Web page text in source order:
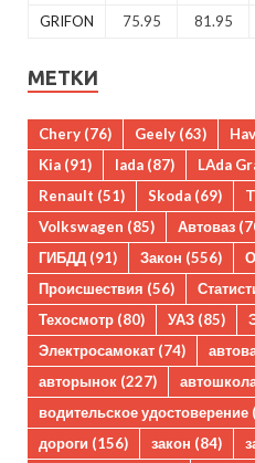
GRIFON
75.95 81.95
МЕТКИ
Chery (76) Geely (63)
Kia (91) lada (87) LAda
Renault (51) Skoda (69)
Volkswagen (85) Автоваз
ГИБДД (91) Закон (556)
Происшествия (56)
Техосмотр (80) УАЗ (85)
Электросамокат (74)
авторынок (227)
водительское удостоверение
дороги (156) закон (84)